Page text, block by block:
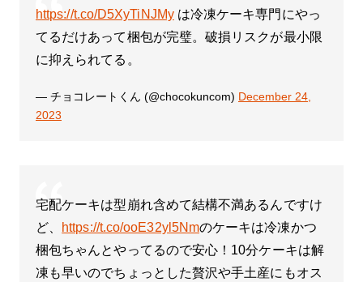
https://t.co/D5XyTiNJMyは冷凍ケーキ専門にやっ
てるだけあって梱包が完璧。破損リスクが最小限
に抑えられてる。
— チョコレートくん (@chocokuncom) December 24,
2023
宅配ケーキは型崩れ含めて結構不満あるんですけ
ど、
https://t.co/ooE32yl5Nmのケーキは冷凍かつ
梱包ちゃんとやってるので安心！10分ケーキは解
凍も早いのでちょっとした贅沢や手土産にもオス